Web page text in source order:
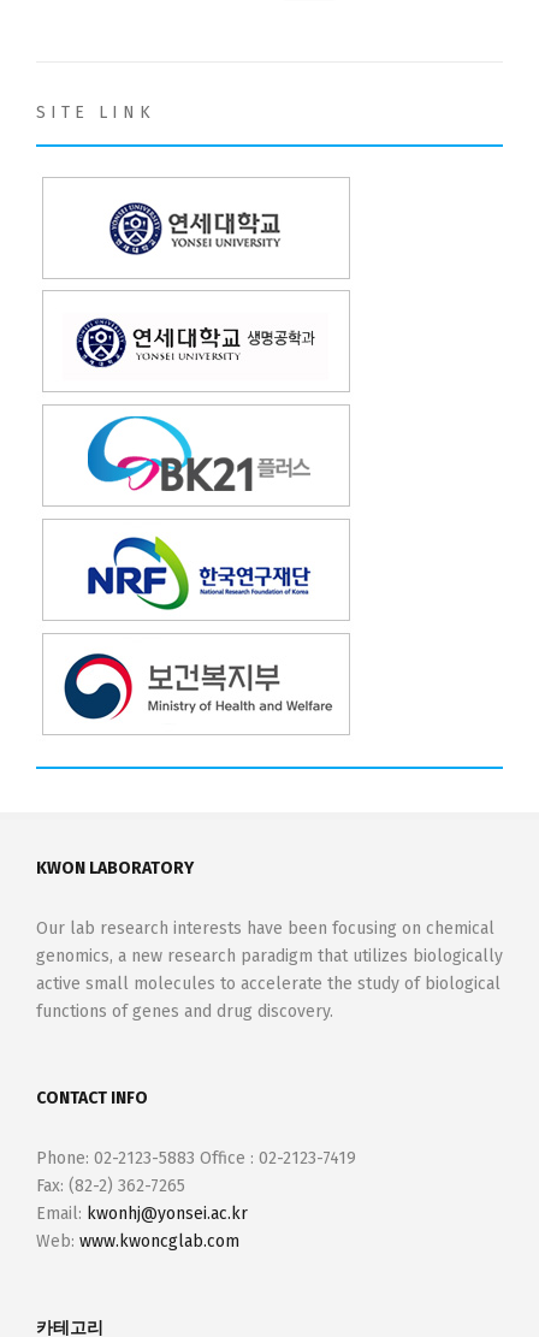
S I T E L I N K
KWON LABORATORY
Our lab research interests have been focusing on chemical
genomics, a new research paradigm that utilizes biologically
active small molecules to accelerate the study of biological
functions of genes and drug discovery.
CONTACT INFO
Phone: 02-2123-5883 Office : 02-2123-7419
Fax: (82-2) 362-7265
Email: kwonhj@yonsei.ac.kr
Web: www.kwoncglab.com
카테고리